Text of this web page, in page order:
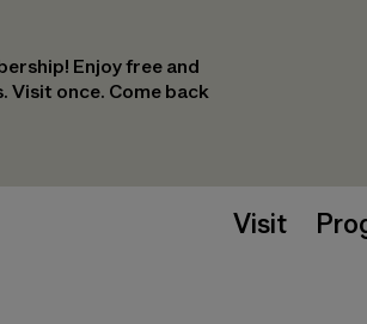
Enjoy free and
Visit once. Come back
Visit